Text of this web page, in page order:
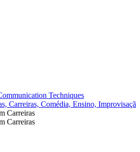
Techniques
Carreiras, Comédia, Ensino,
Carreiras
Carreiras